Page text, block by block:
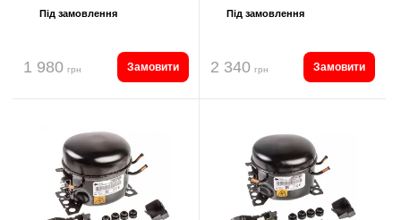
Під замовлення
1 980 грн Замовити
Під замовлення
2 340 грн Замовити